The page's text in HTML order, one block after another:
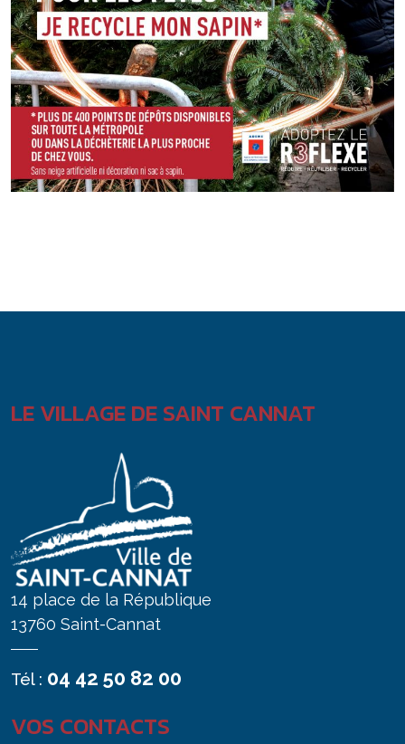
LE VILLAGE DE SAINT CANNAT
14 place de la République
13760 Saint-Cannat
Tél : 04 42 50 82 00
VOS CONTACTS